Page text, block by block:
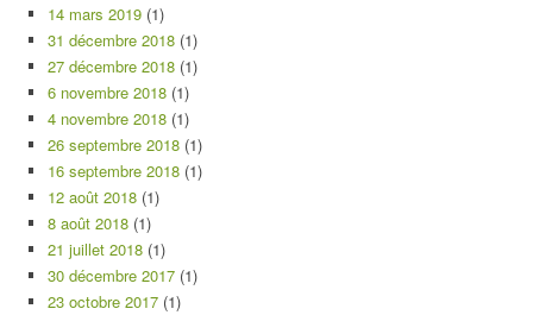
14 mars 2019 (1)
31 décembre 2018 (1)
27 décembre 2018 (1)
6 novembre 2018 (1)
4 novembre 2018 (1)
26 septembre 2018 (1)
16 septembre 2018 (1)
12 août 2018 (1)
8 août 2018 (1)
21 juillet 2018 (1)
30 décembre 2017 (1)
23 octobre 2017 (1)